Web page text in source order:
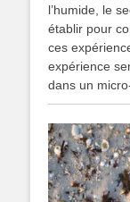
l’humide, le
établir pour
ces
expérience
dans un